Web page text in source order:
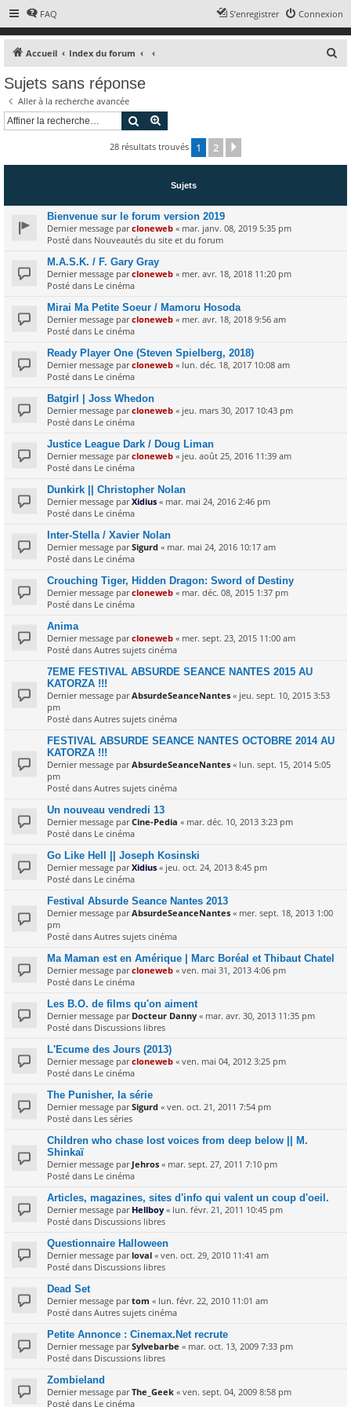
FAQ Connexion
S’enregistrer
Accueil Index du forum
c
e
Sujets sans réponse
Aller à la recherche avancée
Rechercher
28 résultats trouvés 1 2
Sujets
Bienvenue sur le forum version 2019
Dernier message parcloneweb « mar. janv. 08, 2019 5:35 pm
Posté dans Nouveautés du site et du forum
M.A.S.K. / F. Gary Gray
Dernier message parcloneweb « mer. avr. 18, 2018 11:20 pm
Posté dans Le cinéma
Mirai Ma Petite Soeur / Mamoru Hosoda
Dernier message parcloneweb « mer. avr. 18, 2018 9:56 am
Posté dans Le cinéma
Ready Player One (Steven Spielberg, 2018)
Dernier message parcloneweb « lun. déc. 18, 2017 10:08 am
Posté dans Le cinéma
Batgirl | Joss Whedon
Dernier message parcloneweb « jeu. mars 30, 2017 10:43 pm
Posté dans Le cinéma
Justice League Dark / Doug Liman
Dernier message parcloneweb « jeu. août 25, 2016 11:39 am
Posté dans Le cinéma
Dunkirk || Christopher Nolan
Dernier message parXidius « mar. mai 24, 2016 2:46 pm
Posté dans Le cinéma
Inter-Stella / Xavier Nolan
Dernier message parSigurd « mar. mai 24, 2016 10:17 am
Posté dans Le cinéma
Crouching Tiger, Hidden Dragon: Sword of Destiny
Dernier message parcloneweb « mar. déc. 08, 2015 1:37 pm
Posté dans Le cinéma
Anima
Dernier message parcloneweb « mer. sept. 23, 2015 11:00 am
Posté dans Autres sujets cinéma
7EME FESTIVAL ABSURDE SEANCE NANTES 2015 AU
KATORZA !!!
Dernier message parAbsurdeSeanceNantes « jeu. sept. 10, 2015 3:53
pm
Posté dans Autres sujets cinéma
FESTIVAL ABSURDE SEANCE NANTES OCTOBRE 2014 AU
KATORZA !!!
Dernier message parAbsurdeSeanceNantes « lun. sept. 15, 2014 5:05
pm
Posté dans Autres sujets cinéma
Un nouveau vendredi 13
Dernier message parCine-Pedia « mar. déc. 10, 2013 3:23 pm
Posté dans Le cinéma
Go Like Hell || Joseph Kosinski
Dernier message parXidius « jeu. oct. 24, 2013 8:45 pm
Posté dans Le cinéma
Festival Absurde Seance Nantes 2013
Dernier message parAbsurdeSeanceNantes « mer. sept. 18, 2013 1:00
pm
Posté dans Autres sujets cinéma
Ma Maman est en Amérique | Marc Boréal et Thibaut Chatel
Dernier message parcloneweb « ven. mai 31, 2013 4:06 pm
Posté dans Le cinéma
Les B.O. de films qu'on aiment
Dernier message par Docteur Danny « mar. avr. 30, 2013 11:35 pm
Posté dans Discussions libres
L'Ecume des Jours (2013)
Dernier message parcloneweb « ven. mai 04, 2012 3:25 pm
Posté dans Le cinéma
The Punisher, la série
Dernier message parSigurd « ven. oct. 21, 2011 7:54 pm
Posté dans Les séries
Children who chase lost voices from deep below || M.
Shinkaï
Dernier message par Jehros « mar. sept. 27, 2011 7:10 pm
Posté dans Le cinéma
Articles, magazines, sites d'info qui valent un coup d'oeil.
Dernier message par Hellboy « lun. févr. 21, 2011 10:45 pm
Posté dans Discussions libres
Questionnaire Halloween
Dernier message parloval « ven. oct. 29, 2010 11:41 am
Posté dans Discussions libres
Dead Set
Dernier message partom « lun. févr. 22, 2010 11:01 am
Posté dans Autres sujets cinéma
Petite Annonce : Cinemax.Net recrute
Dernier message parSylvebarbe « mar. oct. 13, 2009 7:33 pm
Posté dans Discussions libres
Zombieland
Dernier message parThe_Geek « ven. sept. 04, 2009 8:58 pm
Posté dans Le cinéma